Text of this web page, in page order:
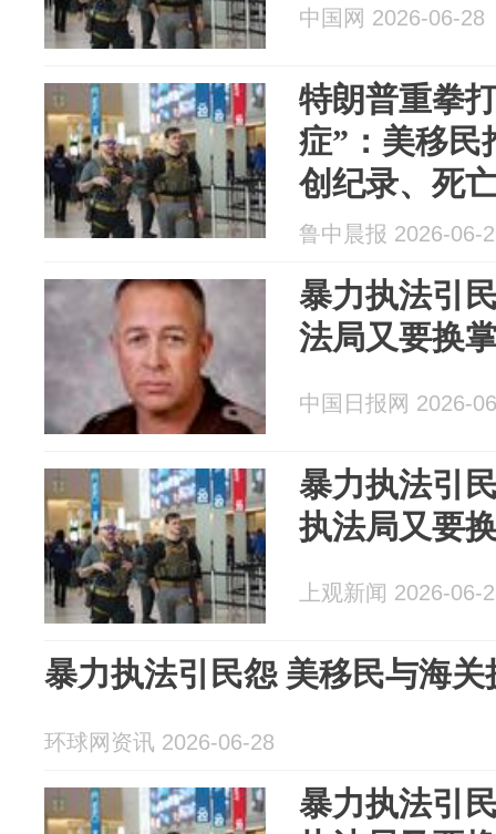
中国网 2026-06-28
特朗普重拳
症”：美移民
创纪录、死
执法引民怨
鲁中晨报 2026-06-
暴力执法引
法局又要换
中国日报网 2026-
暴力执法引
执法局又要
上观新闻 2026-06-
暴力执法引民怨 美移民与海
环球网资讯 2026-06-28
暴力执法引